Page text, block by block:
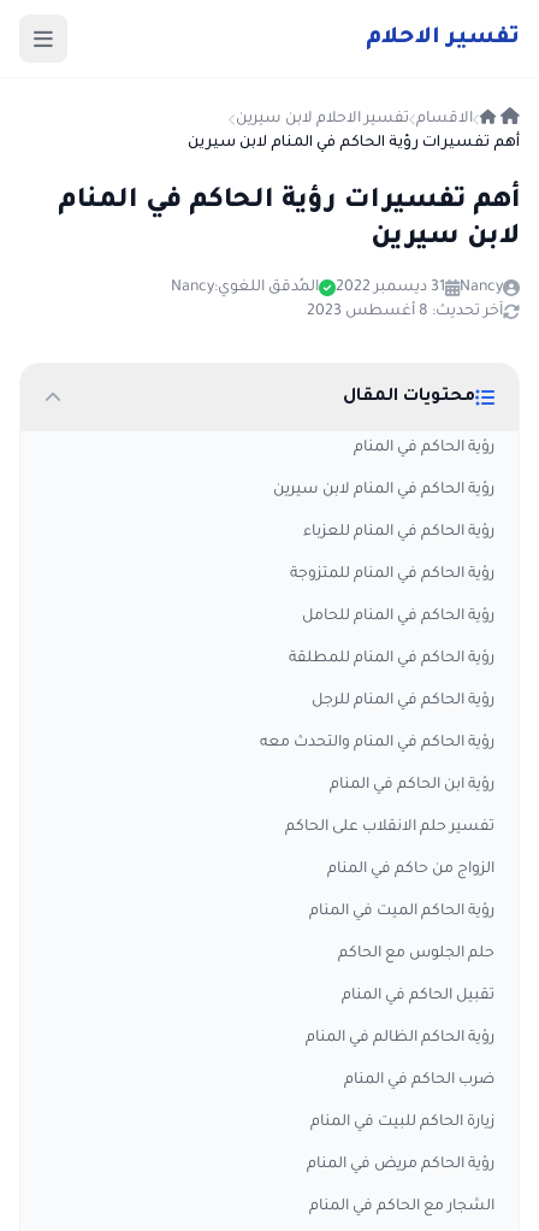
تفسير الاحلام
الاقسام تفسير الاحلام لابن سيرين
أهم تفسيرات رؤية الحاكم في المنام لابن سيرين
أهم تفسيرات رؤية الحاكم في المنام
لابن سيرين
Nancy 31 ديسمبر 2022 المُدقق اللغوي:Nancy
آخر تحديث: 8 أغسطس 2023
محتويات المقال
رؤية الحاكم في المنام
رؤية الحاكم في المنام لابن سيرين
رؤية الحاكم في المنام للعزباء
رؤية الحاكم في المنام للمتزوجة
رؤية الحاكم في المنام للحامل
رؤية الحاكم في المنام للمطلقة
رؤية الحاكم في المنام للرجل
رؤية الحاكم في المنام والتحدث معه
رؤية ابن الحاكم في المنام
تفسير حلم الانقلاب على الحاكم
الزواج من حاكم في المنام
رؤية الحاكم الميت في المنام
حلم الجلوس مع الحاكم
تقبيل الحاكم في المنام
رؤية الحاكم الظالم في المنام
ضرب الحاكم في المنام
زيارة الحاكم للبيت في المنام
رؤية الحاكم مريض في المنام
الشجار مع الحاكم في المنام